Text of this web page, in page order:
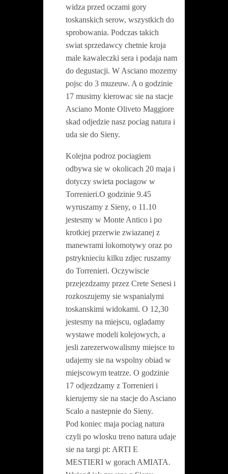
widza przed oczami gory
toskanskich serow, wszystkich do
sprobowania. Podczas takich
swiat sprzedawcy chetnie kroja
male kawaleczki sera i podaja nam
do degustacji. W Asciano mozemy
pojsc do 3 muzeuw. A o godzinie
17 musimy kierowac sie na stacje
Asciano Monte Oliveto Maggiore
skad odjedzie nasz pociag natura i
uda sie do Sieny.
Kolejna podroz pociagiem
odbywa sie w okolicach 20 maja i
dotyczy swieta pociagow w
Torrenieri.O godzinie 9.45
wyruszamy z Sieny, o 11.10
jestesmy w Monte Antico i po
krotkiej przerwie zwiazanej z
manewrami lokomotywy oraz po
pstryknieciu kilku zdjec ruszamy
do Torrenieri. Oczywiscie
przejezdzamy przez Crete Senesi i
rozkoszujemy sie wspanialymi
toskanskimi widokami. O 12,30
jestesmy na miejscu, ogladamy
wystawe modeli kolejowych, a
jesli zarezerwowalismy miejsce to
udajemy sie na wspolny obiad w
miejscowym teatrze. O godzinie
17 odjezdzamy z Torrenieri i
kierujemy sie na stacje do Asciano
Scalo a nastepnie do Sieny.
Pod koniec maja pociag natura
czyli po wlosku treno natura udaje
sie na targi pt: ARTI E
MESTIERI w gorach AMIATA.